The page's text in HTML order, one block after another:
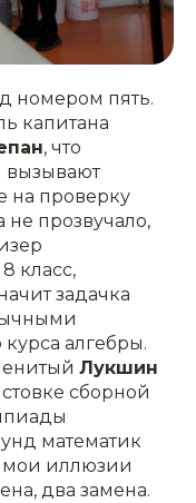
номером пять.
капитана
, что
вызывают
на проверку
не прозвучало,
класс,
задачка
алгебры.
Лукшин
сборной
математик
мои иллюзии
два замена.